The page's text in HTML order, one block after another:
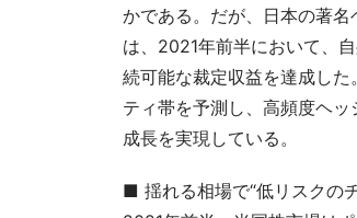
かである。だが、日本の著
は、2021年前半において、
続可能な裁定収益を達成し
ティ帯を予測し、高頻度ヘ
成長を実現している。
■ 揺れる相場で“低リスクの